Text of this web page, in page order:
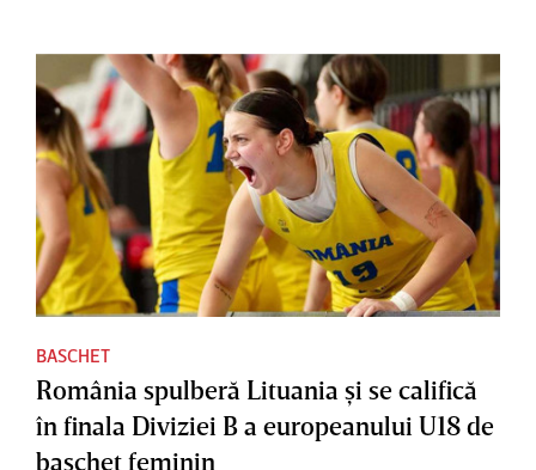
BASCHET
România spulberă Lituania şi se califică
în finala Diviziei B a europeanului U18 de
baschet feminin